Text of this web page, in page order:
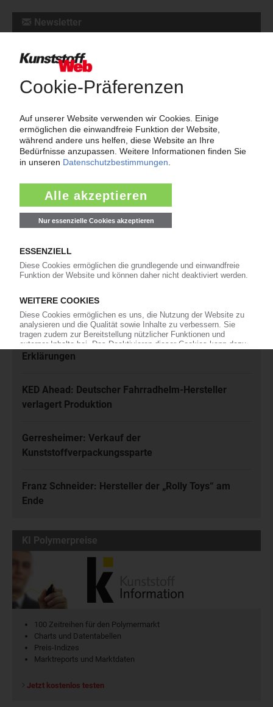
Newsletter
Die wichtigsten Nachrichten und Neuigkeiten aus der
Kunststoffbranche – jeden Tag brandaktuell!
Ich habe dieDatenschutzbestimmungen
und akzeptiere diese.
Meistgelesen
Rhein-Niedrigwasser: Zahlreiche Force-Majeure-
Erklärungen
KED Ahead: Deutscher Fahrradhelm-Hersteller
verlagert Produktion
Gerresheimer: Verkauf der
Kunststoffverpackungssparte
Franz Schneider: Hersteller der „Rolly Toys“ am
Ende
KI Polymerpreise
100 Zeitreihen für den Polymermarkt
Charts und Datentabellen
Preis-Indizes
Marktreports und Marktdaten
Jetzt kostenlos testen